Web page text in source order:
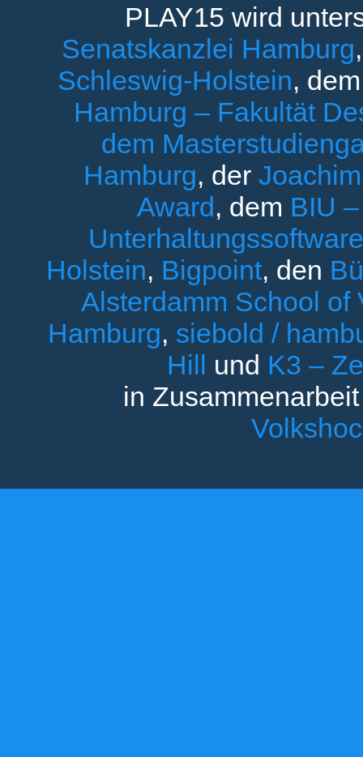
PLAY15 wird
Senatskanzlei Hamburg
Schleswig-Holstein,
Hamburg – Fakultät
dem
Hamburg, der
Award, dem BIU
Holstein, Bigpoint, den
Alsterdamm School of
Hamburg, siebold /
Hill und K3 –
in